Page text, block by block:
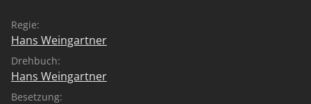
Regie:
Hans Weingartner
Drehbuch:
Hans Weingartner
Besetzung: